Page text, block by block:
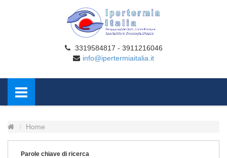
3319584817 - 3911216046
info@ipertermiaitalia.it
Home
Parole chiave di ricerca